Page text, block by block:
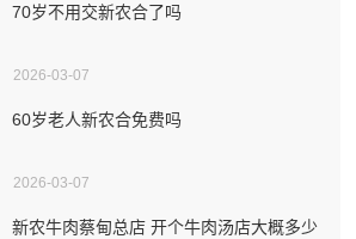
70岁不用交新农合了吗
2026-03-07
60岁老人新农合免费吗
2026-03-07
新农牛肉蔡甸总店 开个牛肉汤店大概多少